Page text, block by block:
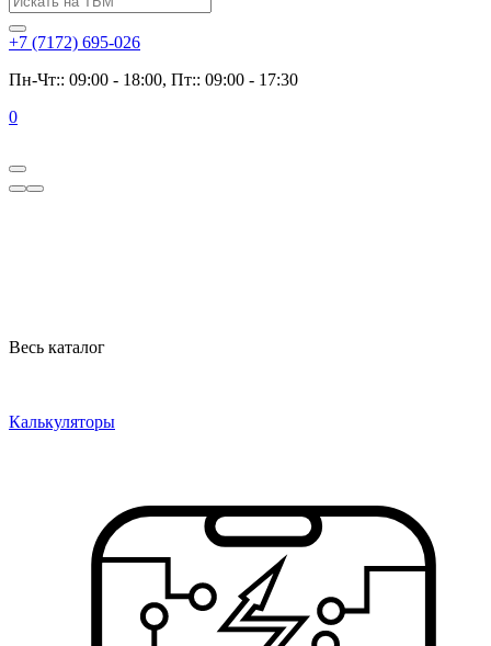
+7 (7172) 695-026
Пн-Чт:: 09:00 - 18:00, Пт:: 09:00 - 17:30
0
Весь каталог
Калькуляторы